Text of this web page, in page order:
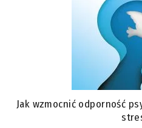
Jak wzmocnić odporność